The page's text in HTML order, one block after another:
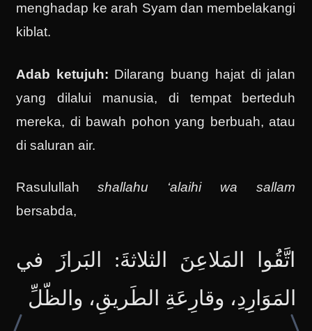
menghadap ke arah Syam dan membelakangi
kiblat.
Adab ketujuh: Dilarang buang hajat di jalan
yang dilalui manusia, di tempat berteduh
mereka, di bawah pohon yang berbuah, atau
di saluran air.
Rasulullahshallahu ‘alaihi wa sallam
bersabda,
اتَّقُوا المَلاعِنَ الثلاثةَ: البَرازَ في
المَوَارِدِ، وقارِعَةِ الطَريقِ، والظّلِّ